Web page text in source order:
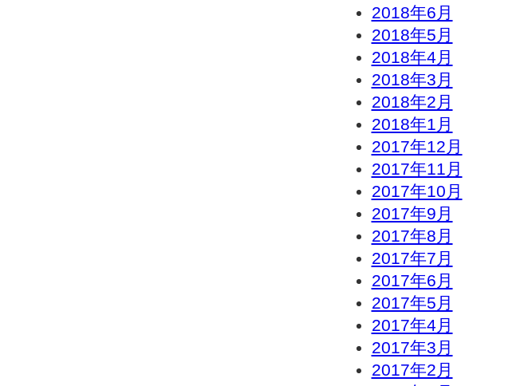
2018年6月
2018年5月
2018年4月
2018年3月
2018年2月
2018年1月
2017年12月
2017年11月
2017年10月
2017年9月
2017年8月
2017年7月
2017年6月
2017年5月
2017年4月
2017年3月
2017年2月